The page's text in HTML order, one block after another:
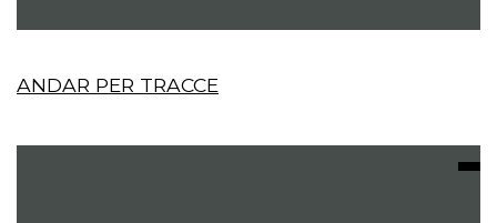
ANDAR PER TRACCE